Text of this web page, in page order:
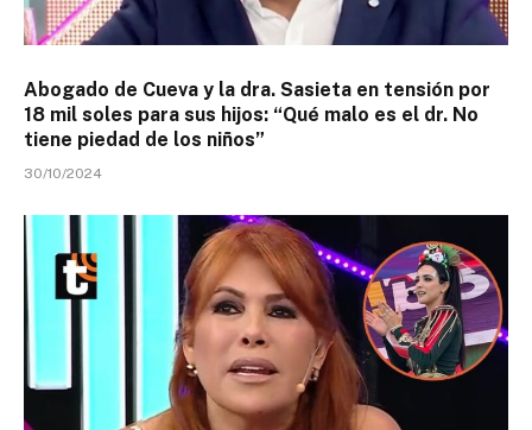
Abogado de Cueva y la dra. Sasieta en tensión por
18 mil soles para sus hijos: “Qué malo es el dr. No
tiene piedad de los niños”
30/10/2024